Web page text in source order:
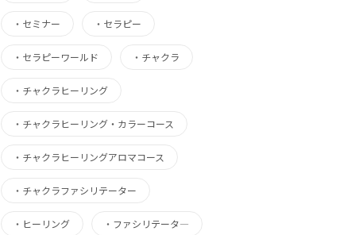
・ セミナー ・ セラピー
・ セラピーワールド ・ チャクラ
・ チャクラヒーリング
・ チャクラヒーリング・カラーコース
・ チャクラヒーリングアロマコース
・ チャクラファシリテーター
・ ヒーリング ・ ファシリテータ―